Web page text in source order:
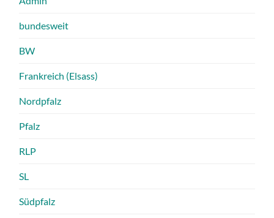
bundesweit
BW
Frankreich (Elsass)
Nordpfalz
Pfalz
RLP
SL
Südpfalz